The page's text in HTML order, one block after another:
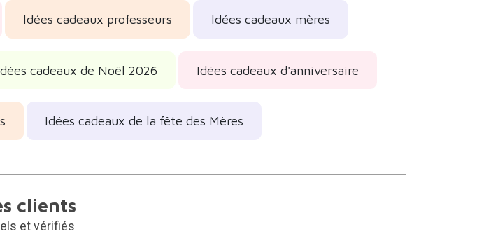
Idées cadeaux professeurs Idées cadeaux mères
cadeaux de Noël 2026 Idées cadeaux d'anniversaire
Idées cadeaux de la fête des Mères
clients
et vérifiés